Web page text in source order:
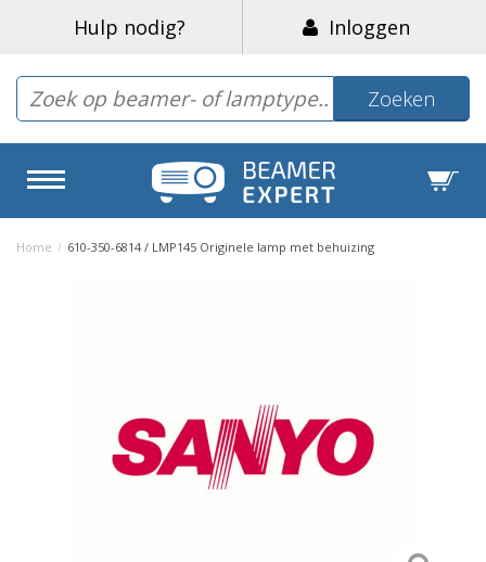
Hulp nodig? Inloggen
Zoeken
Home / 610-350-6814 / LMP145 Originele lamp met behuizing